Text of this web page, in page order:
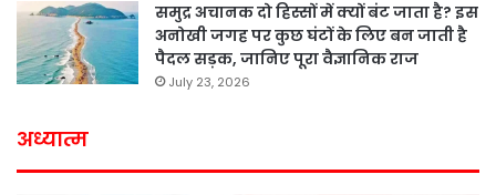
समुद्र अचानक दो हिस्सों में क्यों बंट जाता है? इस
अनोखी जगह पर कुछ घंटों के लिए बन जाती है
पैदल सड़क, जानिए पूरा वैज्ञानिक राज
July 23, 2026
अध्यात्म